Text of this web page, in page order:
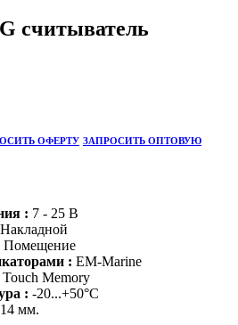
считыватель
ОФЕРТУ ЗАПРОСИТЬ ОПТОВУЮ
: 7 - 25 В
Накладной
Помещение
: EM-Marine
Touch Memory
: -20...+50°С
мм.